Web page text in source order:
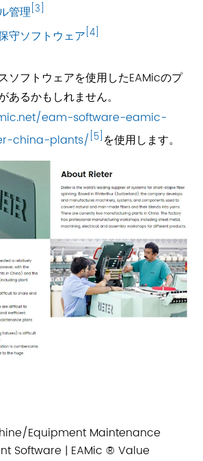
管理[3]
守ソフトウェア[4]
ソフトウェアを使用したEAMicのプ
あるかもしれません。
eam-software-eamic-
china-plants/ [5] を使用します。
Equipment Maintenance
Software | EAMic ® Value